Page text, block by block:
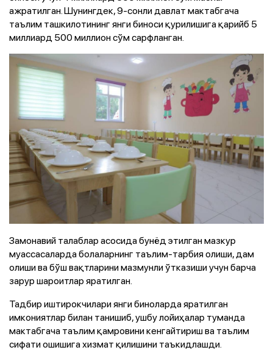
ажратилган. Шунингдек, 9-сонли давлат мактабгача
таълим ташкилотининг янги биноси қурилишига қарийб 5
миллиард 500 миллион сўм сарфланган.
Замонавий талаблар асосида бунёд этилган мазкур
муассасаларда болаларнинг таълим-тарбия олиши, дам
олиши ва бўш вақтларини мазмунли ўтказиши учун барча
зарур шароитлар яратилган.
Тадбир иштирокчилари янги биноларда яратилган
имкониятлар билан танишиб, ушбу лойиҳалар туманда
мактабгача таълим қамровини кенгайтириш ва таълим
сифати ошишига хизмат қилишини таъкидлашди.